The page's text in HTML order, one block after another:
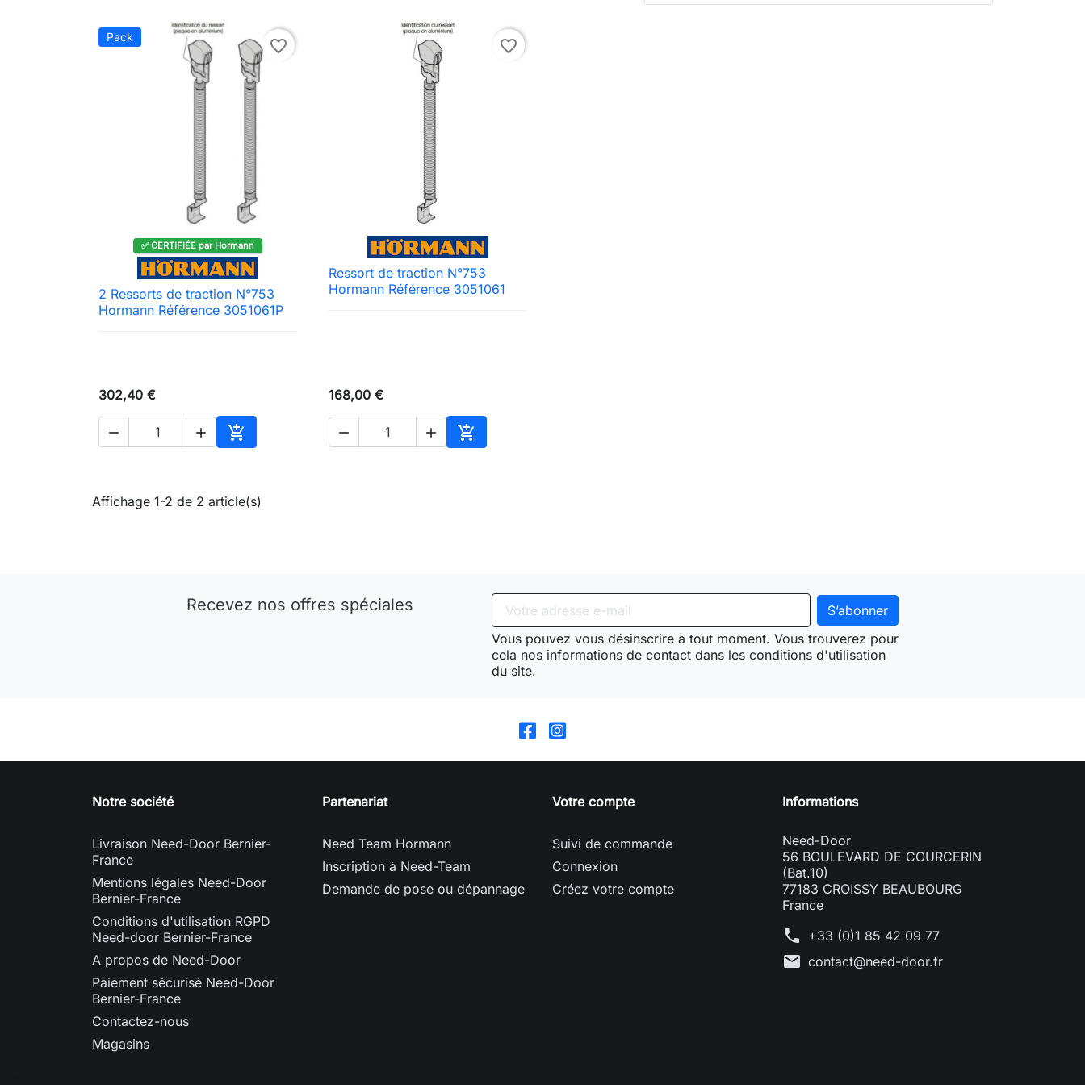
Pack favorite_border
✅ CERTIFIÉE par Hormann
 Aperçu rapide
2 Ressorts de traction N°753
Hormann Référence 3051061P
302,40 €
  
Ajouter au panier
favorite_border
 Aperçu rapide
Ressort de traction N°753
Hormann Référence 3051061
168,00 €
  
Ajouter au panier
Affichage 1-2 de 2 article(s)
Recevez nos offres spéciales
Vous pouvez vous désinscrire à tout moment. Vous trouverez pour
cela nos informations de contact dans les conditions d'utilisation
du site.
Notre société
Livraison Need-Door Bernier-
France
Mentions légales Need-Door
Bernier-France
Conditions d'utilisation RGPD
Need-door Bernier-France
A propos de Need-Door
Paiement sécurisé Need-Door
Bernier-France
Contactez-nous
Magasins
Partenariat
Need Team Hormann
Inscription à Need-Team
Demande de pose ou dépannage
Votre compte
Suivi de commande
Connexion
Créez votre compte
Informations
Need-Door
56 BOULEVARD DE COURCERIN
(Bat.10)
77183 CROISSY BEAUBOURG
France
phone +33 (0)1 85 42 09 77
mail contact@need-door.fr